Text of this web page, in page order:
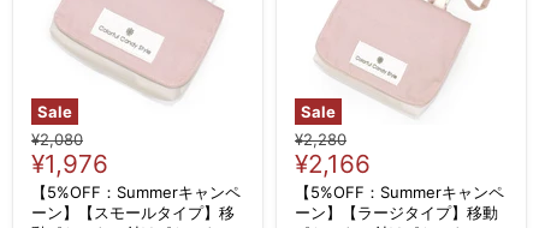
Sale
Original
price
¥2,080
Current
price
¥1,976
【5%OFF：Summerキャンペ
ーン】【スモールタイプ】移
Sale
Original
price
¥2,280
Current
price
¥2,166
【5%OFF：Summerキャンペ
ーン】【ラージタイプ】移動